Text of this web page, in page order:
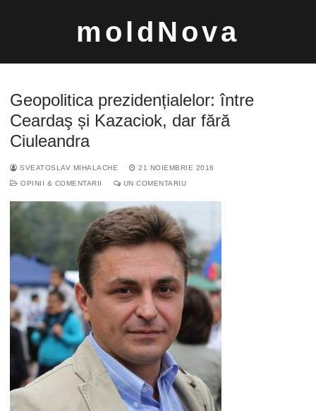
moldNova
după:
Geopolitica prezidențialelor: între
Ceardaş și Kazaciok, dar fără
Ciuleandra
SVEATOSLAV MIHALACHE
21 NOIEMBRIE 2016
OPINII & COMENTARII
UN COMENTARIU